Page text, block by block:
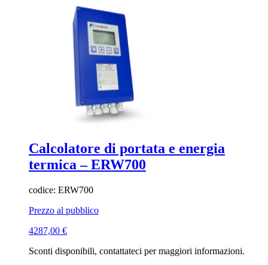
Calcolatore di portata e energia
termica – ERW700
codice: ERW700
Prezzo al pubblico
4287,00 €
Sconti disponibili, contattateci per maggiori informazioni.